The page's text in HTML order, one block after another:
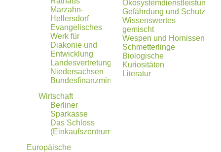
Marzahn-
Hellersdorf
Evangelisches
Werk für
Diakonie und
Entwicklung
Landesvertretung
Niedersachsen
Bundesfinanzministerium
Wirtschaft
Berliner
Sparkasse
Das Schloss
(Einkaufszentrum)
Europäische
Ökosystemdienstleistungen
Gefährdung und Schutz
Wissenswertes
gemischt
Wespen und Hornissen
Schmetterlinge
Biologische
Kuriositäten
Literatur